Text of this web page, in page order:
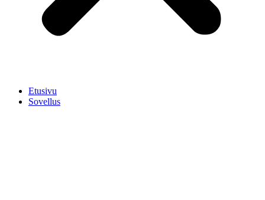
Etusivu
Sovellus